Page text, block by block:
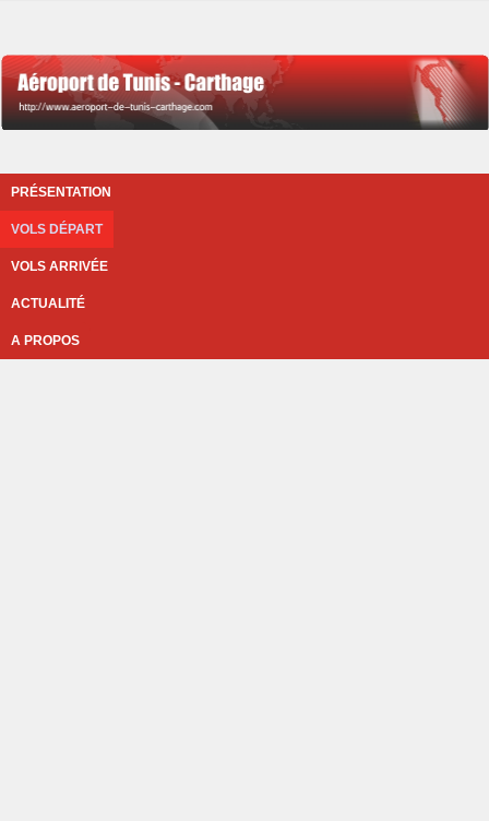
PRÉSENTATION
VOLS DÉPART
VOLS ARRIVÉE
ACTUALITÉ
A PROPOS